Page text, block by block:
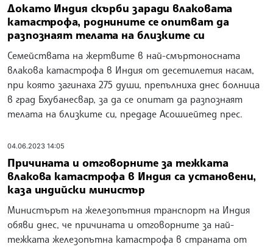
Докато Индия скърби заради влаковата
катастрофа, роднините се опитват да
разпознаят телата на близките си
Семействата на жертвите в най-смъртоносната
влакова катастрофа в Индия от десетилетия насам,
при която загинаха 275 души, препълниха днес болница
в град Бхубанесвар, за да се опитат да разпознаят
телата на близките си, предаде Асошиейтед прес.
04.06.2023 14:05
Причината и отговорните за тежката
влакова катастрофа в Индия са установени,
каза индийски министър
Министърът на железопътния транспорт на Индия
обяви днес, че причината и отговорните за най-
тежката железопътна катастрофа в страната от